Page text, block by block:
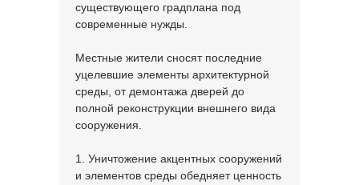
существующего градплана под
современные нужды.
Местные жители сносят последние
уцелевшие элементы архитектурной
среды, от демонтажа дверей до
полной реконструкции внешнего вида
сооружения.
1. Уничтожение акцентных сооружений
и элементов среды обедняет ценность